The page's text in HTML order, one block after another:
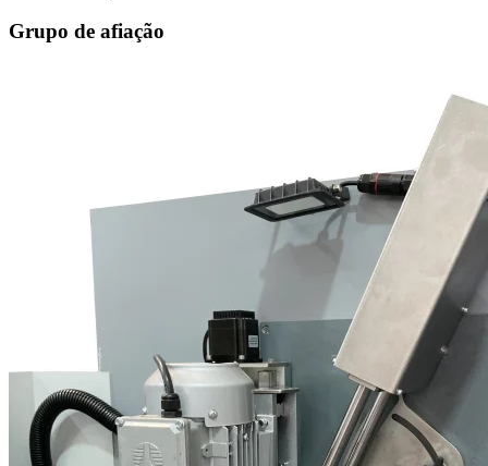
Grupo de afiação